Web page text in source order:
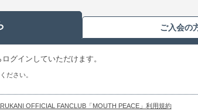
ご入会の
グインしていただけます。
ださい。
OFFICIAL FANCLUB「MOUTH PEACE」利用規約